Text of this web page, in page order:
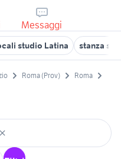
Messaggi
studio Latina stanza
Roma (Prov)
Roma